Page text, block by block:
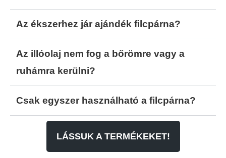
Az ékszerhez jár ajándék filcpárna?
Az illóolaj nem fog a bőrömre vagy a
ruhámra kerülni?
Csak egyszer használható a filcpárna?
LÁSSUK A TERMÉKEKET!